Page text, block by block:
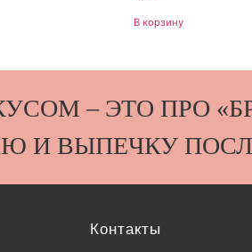
В корзину
– ЭТО
И ВЫПЕЧКУ
Контакты